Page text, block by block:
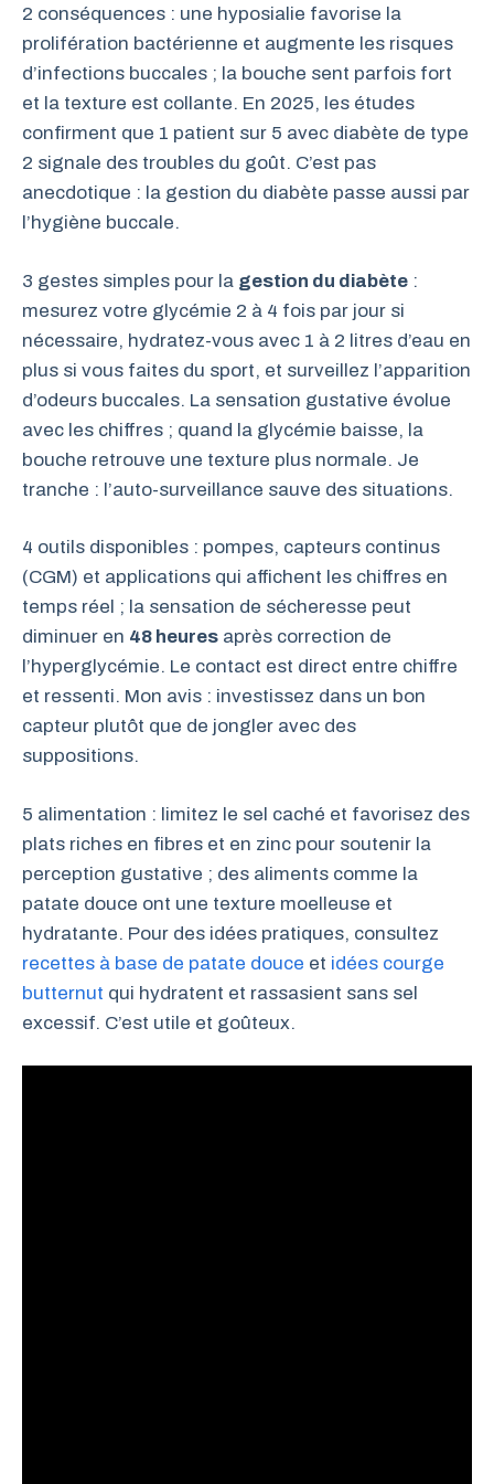
2 conséquences : une hyposialie favorise la
prolifération bactérienne et augmente les risques
d’infections buccales ; la bouche sent parfois fort
et la texture est collante. En 2025, les études
confirment que 1 patient sur 5 avec diabète de type
2 signale des troubles du goût. C’est pas
anecdotique : la gestion du diabète passe aussi par
l’hygiène buccale.
3 gestes simples pour la gestion du diabète :
mesurez votre glycémie 2 à 4 fois par jour si
nécessaire, hydratez-vous avec 1 à 2 litres d’eau en
plus si vous faites du sport, et surveillez l’apparition
d’odeurs buccales. La sensation gustative évolue
avec les chiffres ; quand la glycémie baisse, la
bouche retrouve une texture plus normale. Je
tranche : l’auto-surveillance sauve des situations.
4 outils disponibles : pompes, capteurs continus
(CGM) et applications qui affichent les chiffres en
temps réel ; la sensation de sécheresse peut
diminuer en 48 heures après correction de
l’hyperglycémie. Le contact est direct entre chiffre
et ressenti. Mon avis : investissez dans un bon
capteur plutôt que de jongler avec des
suppositions.
5 alimentation : limitez le sel caché et favorisez des
plats riches en fibres et en zinc pour soutenir la
perception gustative ; des aliments comme la
patate douce ont une texture moelleuse et
hydratante. Pour des idées pratiques, consultez
recettes à base de patate douce et idées courge
butternut qui hydratent et rassasient sans sel
excessif. C’est utile et goûteux.